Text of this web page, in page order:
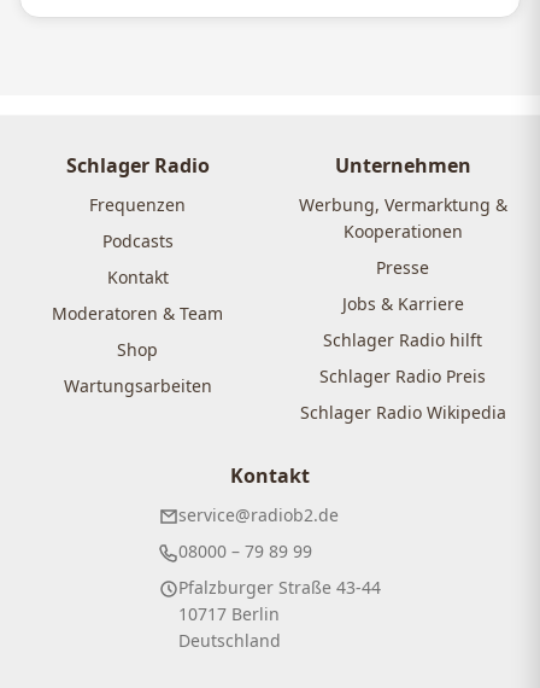
Schlager Radio
Frequenzen
Podcasts
Kontakt
Moderatoren & Team
Shop
Wartungsarbeiten
Unternehmen
Werbung, Vermarktung &
Kooperationen
Presse
Jobs & Karriere
Schlager Radio hilft
Schlager Radio Preis
Schlager Radio Wikipedia
Kontakt
service@radiob2.de
08000 – 79 89 99
Pfalzburger Straße 43-44
10717 Berlin
Deutschland